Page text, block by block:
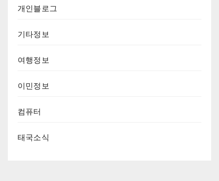
개인블로그
기타정보
여행정보
이민정보
컴퓨터
태국소식